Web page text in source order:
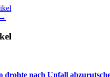
drohte nach Unfall